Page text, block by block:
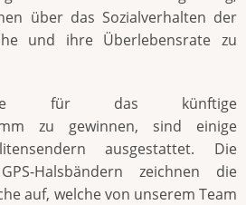
über das Sozialverhalten der
und ihre Überlebensrate zu
für das künftige
zu gewinnen, sind einige
ausgestattet. Die
Halsbändern zeichnen die
auf, welche von unserem Team